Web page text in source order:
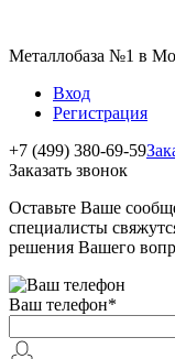
Металлобаза №1 в
Вход
Регистрация
+7 (499) 380-69-59
Заказать звонок
Оставьте Ваше
специалисты
решения Вашего
Ваш телефон*